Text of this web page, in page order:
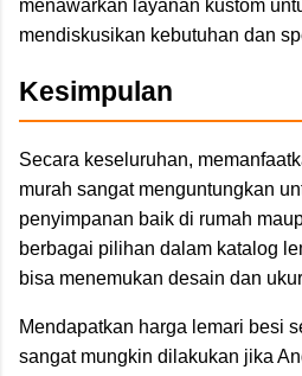
menawarkan layanan kustom
mendiskusikan kebutuhan dan
Kesimpulan
Secara keseluruhan,
murah sangat menguntungkan
penyimpanan baik di rumah
berbagai pilihan dalam katalog
bisa menemukan desain dan
Mendapatkan harga lemari besi
sangat mungkin dilakukan jika